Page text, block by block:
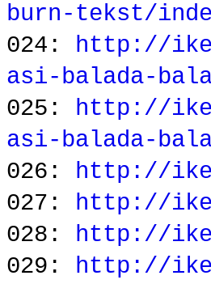
burn-tekst/
024: http://
asi-balada-
025: http://
asi-balada-
026: http://
027: http://
028: http://
029: http://